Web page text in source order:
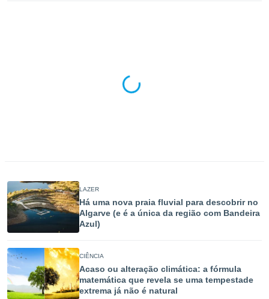
a
a
cookies,
LAZER
Há uma nova praia fluvial para descobrir no
Algarve (e é a única da região com Bandeira
Azul)
CIÊNCIA
Acaso ou alteração climática: a fórmula
matemática que revela se uma tempestade
extrema já não é natural